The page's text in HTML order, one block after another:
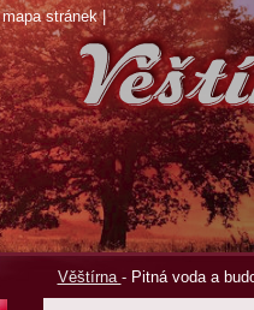
Věštírna - Pitná voda a
mapa stránek |